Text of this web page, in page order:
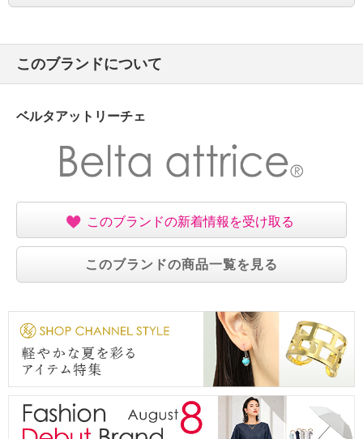
このブランドについて
ベルタアットリーチェ
このブランドの新着情報を受け取る
このブランドの商品一覧を見る